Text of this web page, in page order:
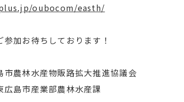
oubocom/easth/
参加お待ちしております！
市農林水産物販路拡大推進協議会
広島市産業部農林水産課